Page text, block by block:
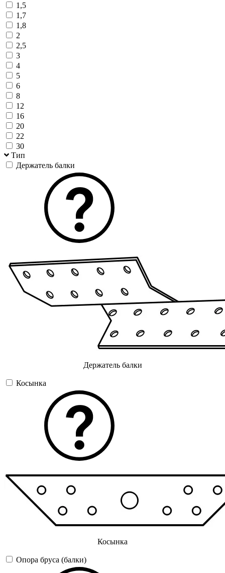
1,5
1,7
1,8
2
2,5
3
4
5
6
8
12
16
20
22
30
Тип
Держатель балки
Держатель балки
Косынка
Косынка
Опора бруса (балки)